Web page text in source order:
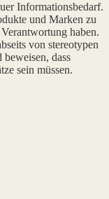
Informationsbedarf.
und Marken zu
haben.
von stereotypen
dass
sein müssen.